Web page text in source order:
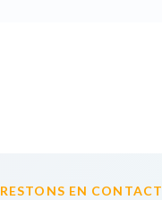
RESTONS EN CONTACT